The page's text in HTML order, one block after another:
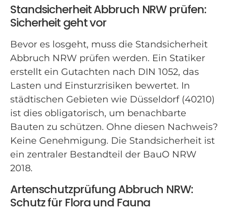
Standsicherheit Abbruch NRW prüfen:
Sicherheit geht vor
Bevor es losgeht, muss die Standsicherheit
Abbruch NRW prüfen werden. Ein Statiker
erstellt ein Gutachten nach DIN 1052, das
Lasten und Einsturzrisiken bewertet. In
städtischen Gebieten wie Düsseldorf (40210)
ist dies obligatorisch, um benachbarte
Bauten zu schützen. Ohne diesen Nachweis?
Keine Genehmigung. Die Standsicherheit ist
ein zentraler Bestandteil der BauO NRW
2018.
Artenschutzprüfung Abbruch NRW:
Schutz für Flora und Fauna